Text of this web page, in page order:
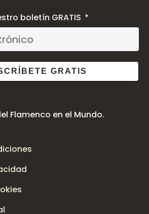
Flamenco en el Mundo.
boletín GRATIS
GRATIS